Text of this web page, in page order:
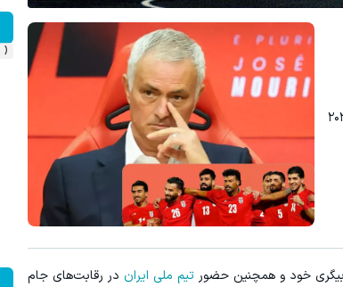
ایران شایسته حضور در جام جهانی ۲۰۲۶
خود و همچنین حضور تیم ملی ایران در رقابت‌های جام
‹